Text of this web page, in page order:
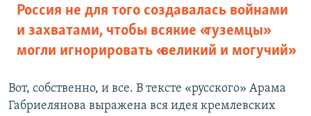
Россия не для того создавалась войнами
и захватами, чтобы всякие «туземцы»
могли игнорировать «великий и могучий»
Вот, собственно, и все. В тексте «русского» Арама
Габриелянова выражена вся идея кремлевских